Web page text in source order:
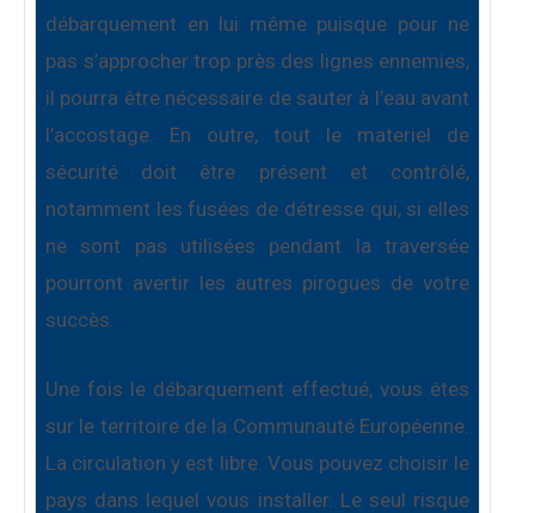
débarquement en lui même puisque pour ne
pas s’approcher trop près des lignes ennemies,
il pourra être nécessaire de sauter à l’eau avant
l’accostage. En outre, tout le materiel de
sécurité doit être présent et contrôlé,
notamment les fusées de détresse qui, si elles
ne sont pas utilisées pendant la traversée
pourront avertir les autres pirogues de votre
succès.
Une fois le débarquement effectué, vous êtes
sur le territoire de la Communauté Européenne.
La circulation y est libre. Vous pouvez choisir le
pays dans lequel vous installer. Le seul risque